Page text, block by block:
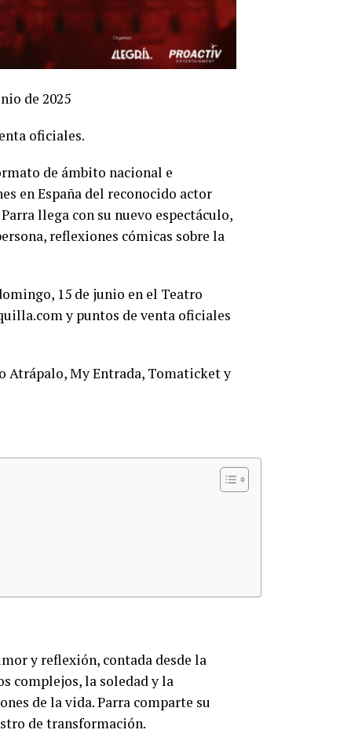
de 2025
oficiales.
de ámbito nacional e
en España del reconocido actor
llega con su nuevo espectáculo,
reflexiones cómicas sobre la
15 de junio en el Teatro
y puntos de venta oficiales
Atrápalo, My Entrada, Tomaticket y
y reflexión, contada desde la
complejos, la soledad y la
de la vida. Parra comparte su
de transformación.